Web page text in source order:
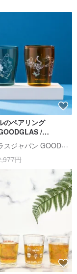
のペアリング
/
」レトロスタイグッドグラスジャパン GOODGLAS【台湾公式ストア】
円